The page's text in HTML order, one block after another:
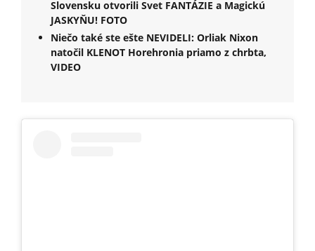
Slovensku otvorili Svet FANTÁZIE a Magickú
JASKYŇU! FOTO
Niečo také ste ešte NEVIDELI: Orliak Nixon
natočil KLENOT Horehronia priamo z chrbta,
VIDEO